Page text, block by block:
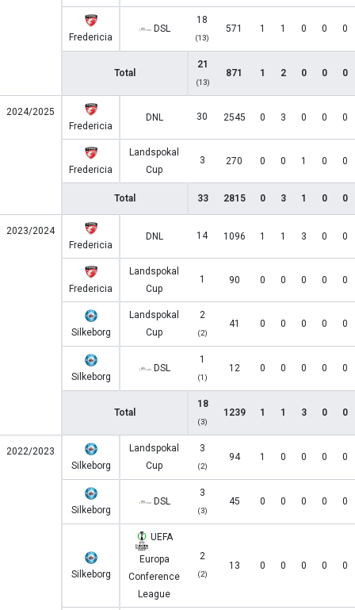
Fredericia
DSL
18
(13)
571 1 1 0 0 0
Total
21
(13)
871 1 2 0 0 0
2024/2025
Fredericia
DNL 30 2545 0 3 0 0 0
Fredericia
Landspokal
Cup
3 270 0 0 1 0 0
Total 33 2815 0 3 1 0 0
2023/2024
Fredericia
DNL 14 1096 1 1 3 0 0
Fredericia
Landspokal
Cup
1 90 0 0 0 0 0
Silkeborg
Landspokal
Cup
2
(2)
41 0 0 0 0 0
Silkeborg
DSL
1
(1)
12 0 0 0 0 0
Total
18
(3)
1239 1 1 3 0 0
2022/2023
Silkeborg
Landspokal
Cup
3
(2)
94 1 0 0 0 0
Silkeborg
DSL
3
(3)
45 0 0 0 0 0
Silkeborg
UEFA
Europa
Conference
League
2
(2)
13 0 0 0 0 0